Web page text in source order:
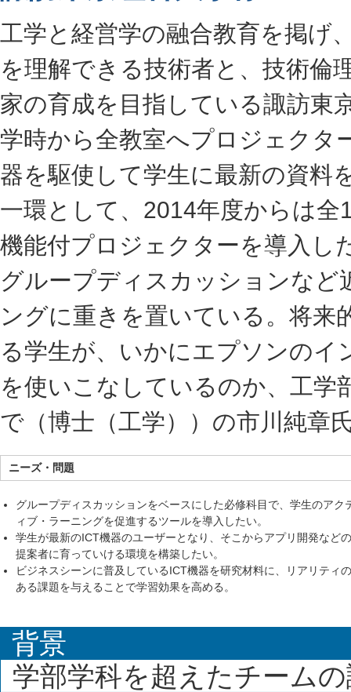
工学と経営学の融合教育を掲げ
を理解できる技術者と、技術倫
家の育成を目指している諏訪東
学時から全教室へプロジェクタ
器を駆使して学生に最新の資料
一環として、2014年度からは
機能付プロジェクターを導入し
グループディスカッションな
ングに重きを置いている。将来
る学生が、いかにエプソンの
を使いこなしているのか、工学
で（博士（工学））の市川純章
ニーズ・問題
グループディスカッションをベースにした必修科目で、学生のアク
ィブ・ラーニングを促進するツールを導入したい。
学生が最新のICT機器のユーザーとなり、そこからアプリ開発などの
提案者に育っていける環境を構築したい。
ビジネスシーンに普及しているICT機器を研究材料に、リアリティの
ある課題を与えることで学習効果を高める。
背景
学部学科を超えたチーム